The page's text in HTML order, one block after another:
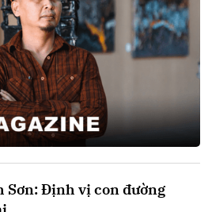
Sơn: Định vị con đường